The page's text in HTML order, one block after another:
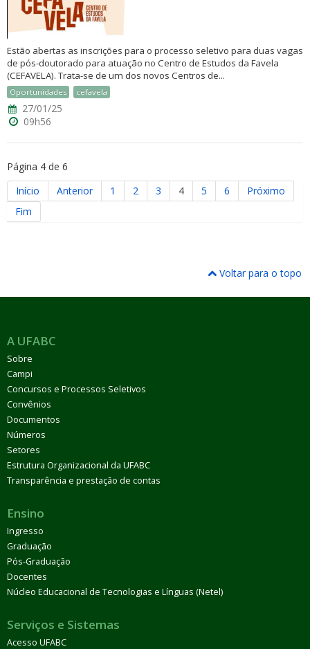
Estão abertas as inscrições para o processo seletivo para duas vagas
de pós-doutorado para atuação no Centro de Estudos da Favela
(CEFAVELA). Trata-se de um dos novos Centros de...
Oportunidades cefavela
27/01/25
09h56
Página 4 de 6
Início
Anterior 1 2 3 4 5 6
Próximo
Fim
Voltar para o topo
A UFABC
Sobre
Campi
Concursos e Processos Seletivos
Convênios
Documentos
Números
Setores
Estrutura Organizacional da UFABC
Transparência e prestação de contas
Ensino
Ingresso
Graduação
Pós-Graduação
Docentes
Núcleo Educacional de Tecnologias e Línguas (Netel)
Serviços e Sistemas
Acesso UFABC